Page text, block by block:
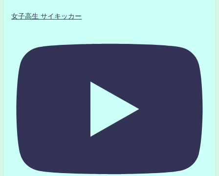
女子高生 サイキッカー